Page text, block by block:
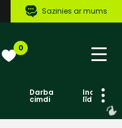
Sazinies ar mums
0
Darba
cimdi līdzekļi